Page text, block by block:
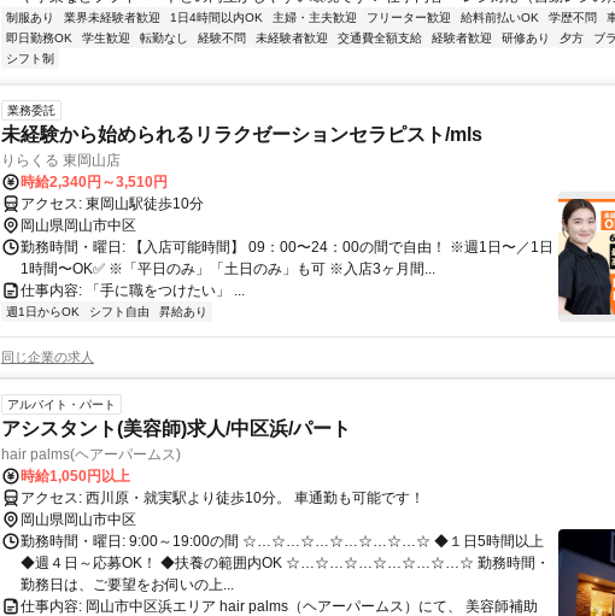
制服あり 業界未経験者歓迎 1日4時間以内OK 主婦・主夫歓迎 フリーター歓迎 給料前払いOK 学歴不問
即日勤務OK
学生歓迎 転勤なし 経験不問 未経験者歓迎 交通費全額支給 経験者歓迎 研修あり 夕方 ブ
シフト制
業務委託
未経験から始められるリラクゼーションセラピスト/mls
りらくる 東岡山店
時給2,340円～3,510円
アクセス: 東岡山駅徒歩10分
岡山県岡山市中区
勤務時間・曜日: 【入店可能時間】 09：00〜24：00の間で自由！ ※週1日〜／1日
1時間〜OK✅ ※「平日のみ」「土日のみ」も可 ※入店3ヶ月間...
仕事内容: 「手に職をつけたい」 ...
週1日からOK シフト自由 昇給あり
同じ企業の求人
アルバイト・パート
アシスタント(美容師)求人/中区浜/パート
hair palms(ヘアーパームス)
時給1,050円以上
アクセス: 西川原・就実駅より徒歩10分。 車通勤も可能です！
岡山県岡山市中区
勤務時間・曜日: 9:00～19:00の間 ☆…☆…☆…☆…☆…☆…☆ ◆１日5時間以上
◆週４日～応募OK！ ◆扶養の範囲内OK ☆…☆…☆…☆…☆…☆…☆ 勤務時間・
勤務日は、ご要望をお伺いの上...
仕事内容: 岡山市中区浜エリア hair palms（ヘアーパームス）にて、 美容師補助